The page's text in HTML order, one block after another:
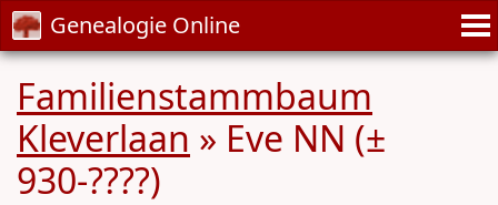
Genealogie Online
Familienstammbaum
Kleverlaan » Eve NN (±
930-????)